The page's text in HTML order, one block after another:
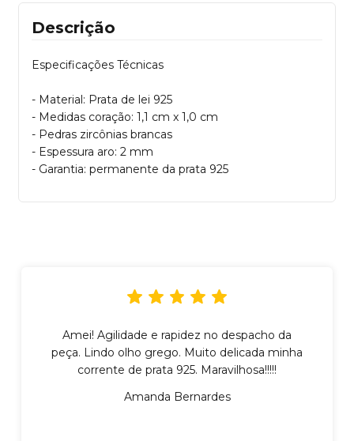
Descrição
Especificações Técnicas
- Material: Prata de lei 925
- Medidas coração: 1,1 cm x 1,0 cm
- Pedras zircônias brancas
- Espessura aro: 2 mm
- Garantia: permanente da prata 925
Amei! Agilidade e rapidez no despacho da
peça. Lindo olho grego. Muito delicada minha
corrente de prata 925. Maravilhosa!!!!!
Amanda Bernardes